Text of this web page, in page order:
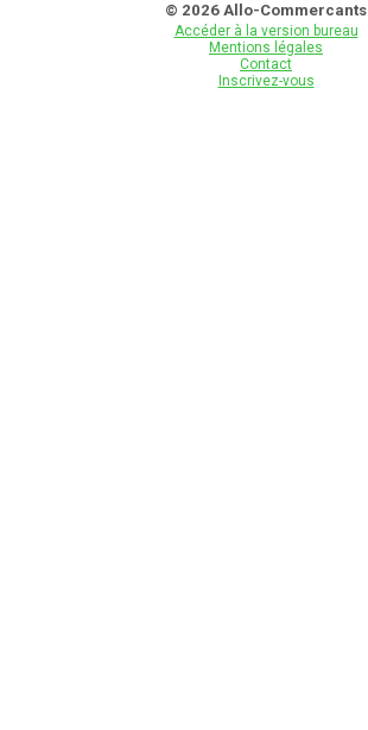
© 2026 Allo-Commercants
Accéder à la version bureau
Mentions légales
Contact
Inscrivez-vous